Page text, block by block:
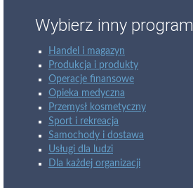
Wybierz inny program
Handel i magazyn
Produkcja i produkty
Operacje finansowe
Opieka medyczna
Przemysł kosmetyczny
Sport i rekreacja
Samochody i dostawa
Usługi dla ludzi
Dla każdej organizacji